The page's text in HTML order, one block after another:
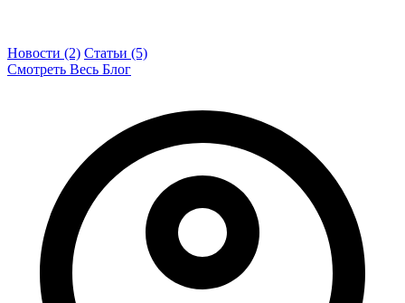
Новости (2) Статьи (5)
Смотреть Весь Блог